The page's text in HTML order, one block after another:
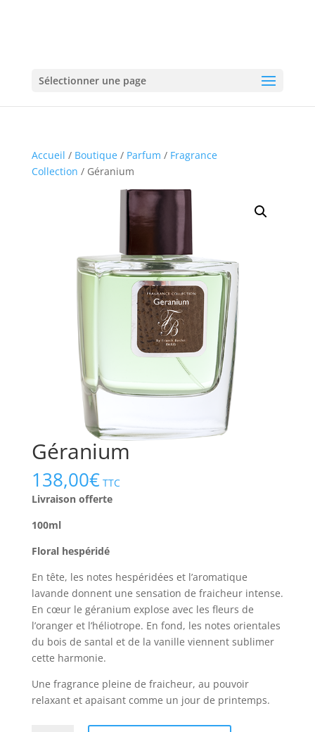
Sélectionner une page
Accueil / Boutique/ Parfum / Fragrance
Collection / Géranium
Géranium
138,00€ TTC
Livraison offerte
100ml
Floral hespéridé
En tête, les notes hespéridées et l’aromatique
lavande donnent une sensation de fraicheur intense.
En cœur le géranium explose avec les fleurs de
l’oranger et l’héliotrope. En fond, les notes orientales
du bois de santal et de la vanille viennent sublimer
cette harmonie.
Une fragrance pleine de fraicheur, au pouvoir
relaxant et apaisant comme un jour de printemps.